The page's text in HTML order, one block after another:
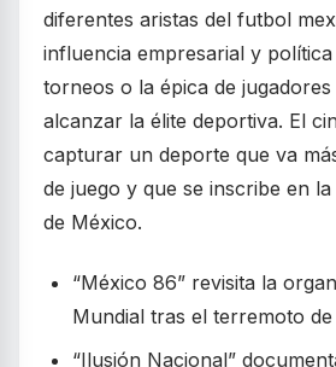
diferentes aristas del futbol
influencia empresarial y
torneos o la épica de
alcanzar la élite deportiva. El
capturar un deporte que va
de juego y que se inscribe en
de México.
“México 86” revisita la
Mundial tras el terremoto de
“Ilusión Nacional”